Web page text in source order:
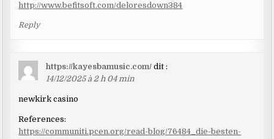
http://www.befitsoft.com/deloresdown384
Reply
https://kayesbamusic.com/ dit :
14/12/2025 à 2 h 04 min
newkirk casino
References:
https://communiti.pcen.org/read-blog/76484_die-besten-